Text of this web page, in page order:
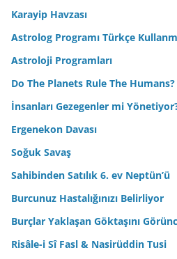
Karayip Havzası
Astrolog Programı Türkçe
Astroloji Programları
Do The Planets Rule The Humans?
İnsanları Gezegenler mi
Ergenekon Davası
Soğuk Savaş
Sahibinden Satılık 6. ev Neptün’ü
Burcunuz Hastalığınızı Belirliyor
Burçlar Yaklaşan Göktaşını
Risâle-i Sî Fasl & Nasirüddin Tusi